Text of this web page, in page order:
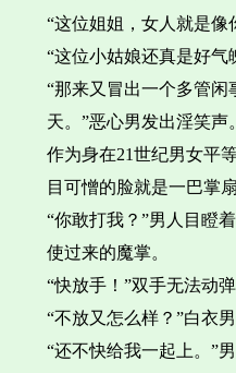
“这位姐姐，女人就是
“这位小姑娘还真是好气
“那来又冒出一个多管
天。”恶心男发出淫笑声。
作为身在21世纪男女平
目可憎的脸就是一巴掌扇
“你敢打我？”男人目瞪
使过来的魔掌。
“快放手！”双手无法动
“不放又怎么样？”白衣男
“还不快给我一起上。”